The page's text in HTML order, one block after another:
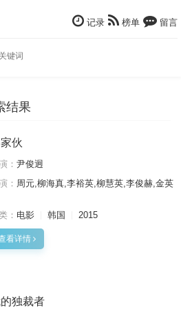
记录 榜单 留言
结果
伙
： 尹俊迥
： 周元,柳海真,李裕英,柳慧英,李俊赫,金英
： 电影 韩国 2015
看详情
独裁者